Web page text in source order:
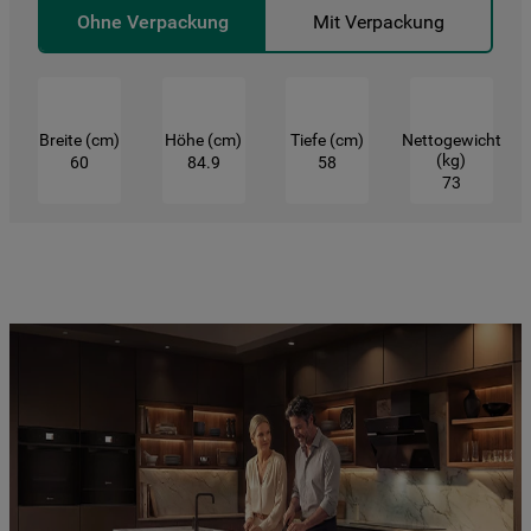
Ohne Verpackung Mit Verpackung
Breite (cm)
60
Höhe (cm)
84.9
Tiefe (cm)
58
Nettogewicht
(kg)
73
von-cookies